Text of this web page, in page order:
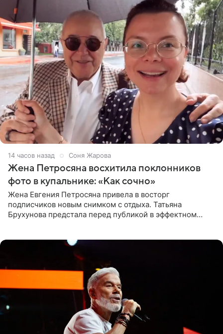
14 часов назад Соня Жарова
Жена Петросяна восхитила поклонников
фото в купальнике: «Как сочно»
Жена Евгения Петросяна привела в восторг
подписчиков новым снимком с отдыха. Татьяна
Брухунова предстала перед публикой в эффектном